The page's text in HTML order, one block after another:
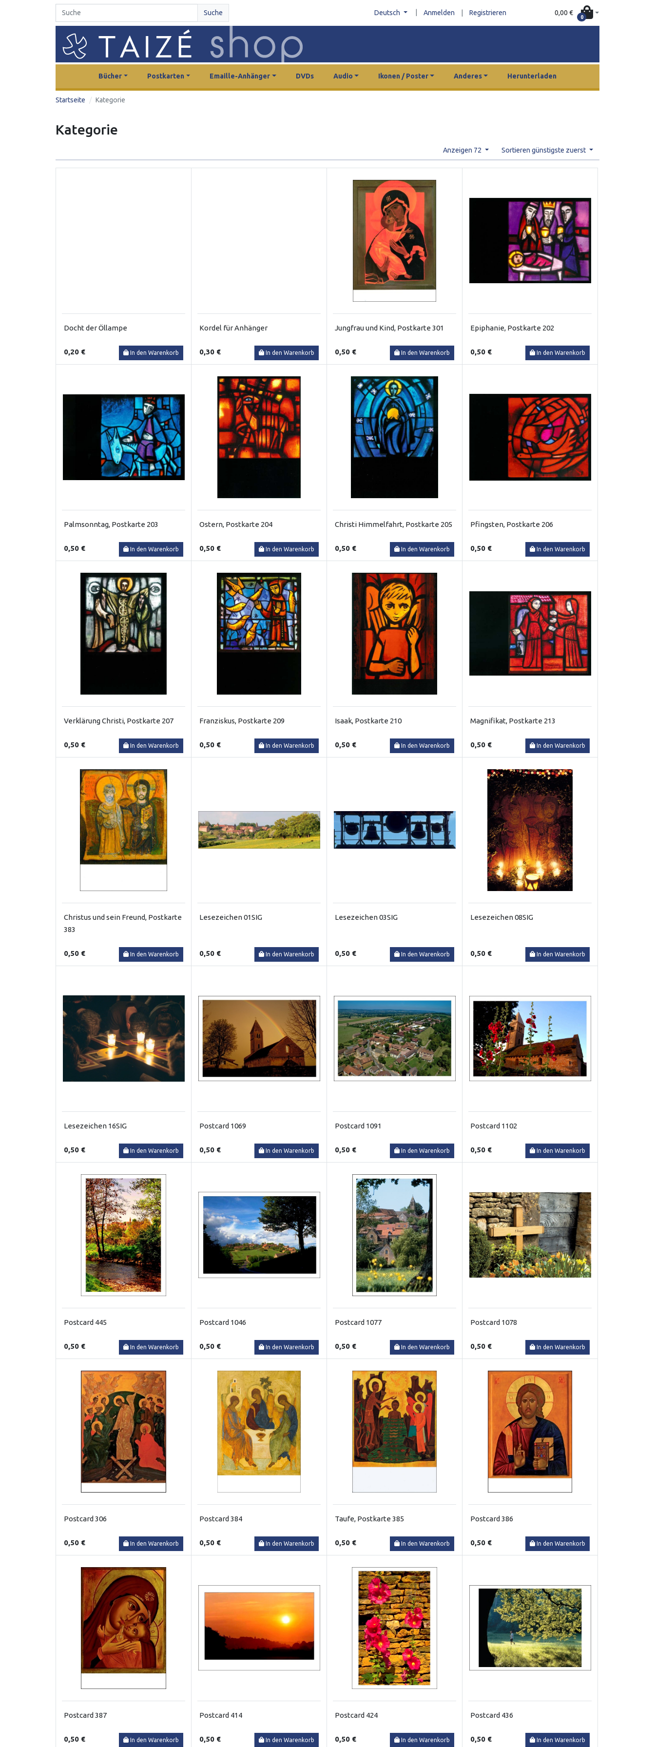
Suche Deutsch Anmelden Registrieren 0,00 €
0
Bücher Postkarten Emaille-Anhänger DVDs Audio Ikonen / Poster Anderes Herunterladen
Startseite Kategorie
Kategorie
Anzeigen 72 Sortieren günstigste zuerst
Docht der Öllampe
0,20 € In den Warenkorb
Kordel für Anhänger
0,30 € In den Warenkorb
Jungfrau und Kind, Postkarte 301
0,50 € In den Warenkorb
Epiphanie, Postkarte 202
0,50 € In den Warenkorb
Palmsonntag, Postkarte 203
0,50 € In den Warenkorb
Ostern, Postkarte 204
0,50 € In den Warenkorb
Christi Himmelfahrt, Postkarte 205
0,50 € In den Warenkorb
Pfingsten, Postkarte 206
0,50 € In den Warenkorb
Verklärung Christi, Postkarte 207
0,50 € In den Warenkorb
Franziskus, Postkarte 209
0,50 € In den Warenkorb
Isaak, Postkarte 210
0,50 € In den Warenkorb
Magnifikat, Postkarte 213
0,50 € In den Warenkorb
Christus und sein Freund, Postkarte
383
0,50 € In den Warenkorb
Lesezeichen 01SIG
0,50 € In den Warenkorb
Lesezeichen 03SIG
0,50 € In den Warenkorb
Lesezeichen 08SIG
0,50 € In den Warenkorb
Lesezeichen 16SIG
0,50 € In den Warenkorb
Postcard 1069
0,50 € In den Warenkorb
Postcard 1091
0,50 € In den Warenkorb
Postcard 1102
0,50 € In den Warenkorb
Postcard 445
0,50 € In den Warenkorb
Postcard 1046
0,50 € In den Warenkorb
Postcard 1077
0,50 € In den Warenkorb
Postcard 1078
0,50 € In den Warenkorb
Postcard 306
0,50 € In den Warenkorb
Postcard 384
0,50 € In den Warenkorb
Taufe, Postkarte 385
0,50 € In den Warenkorb
Postcard 386
0,50 € In den Warenkorb
Postcard 387
0,50 € In den Warenkorb
Postcard 414
0,50 € In den Warenkorb
Postcard 424
0,50 € In den Warenkorb
Postcard 436
0,50 € In den Warenkorb